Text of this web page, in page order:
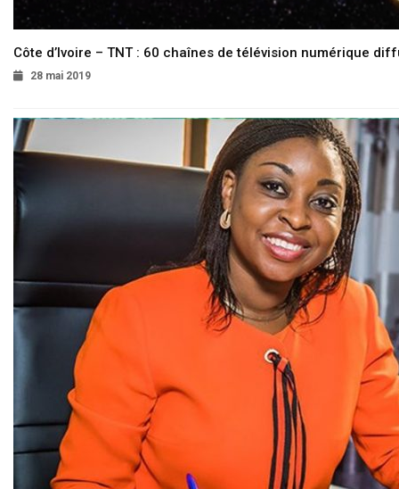
Côte d’Ivoire – TNT : 60 chaînes de télévision numérique
28 mai 2019